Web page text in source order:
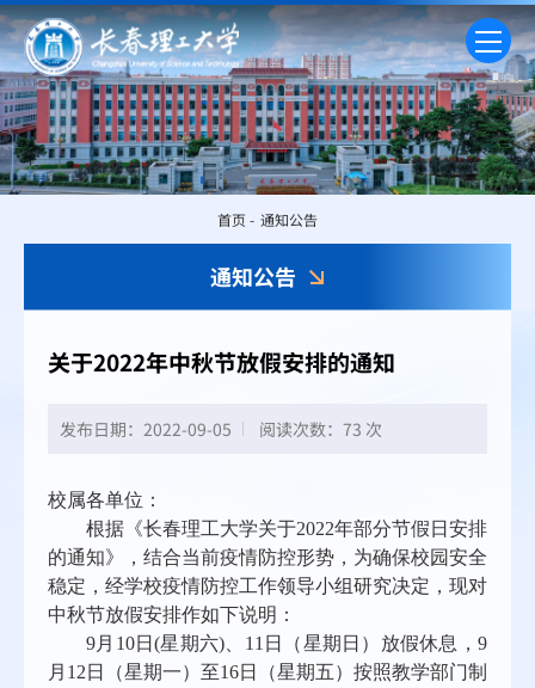
通知公告
首页 - 通知公告
关于2022年中秋节放假安排的通知
发布日期：2022-09-05 阅读次数： 73 次
校属各单位：
根据《长春理工大学关于2022年部分节假日安排
的通知》，结合当前疫情防控形势，为确保校园安全
稳定，经学校疫情防控工作领导小组研究决定，现对
中秋节放假安排作如下说明：
9月 10日(星期六) 11 日（星期日）放假休息，9
月 12 日（星期一） 至16日（星期五）按照教学部门制